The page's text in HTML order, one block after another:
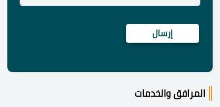
المرافق والخدمات